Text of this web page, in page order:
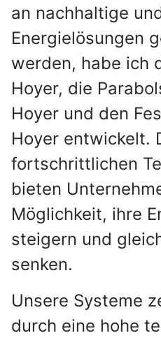
an nachhaltige
Energielösungen
werden, habe ich
Hoyer, die
Hoyer und den
Hoyer entwickelt.
fortschrittlichen
bieten
Möglichkeit, ihre
steigern und
senken.
Unsere Systeme
durch eine hohe